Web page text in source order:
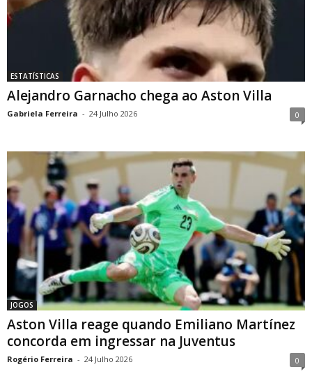
ESTATÍSTICAS
Alejandro Garnacho chega ao Aston Villa
Gabriela Ferreira - 24 Julho 2026 0
JOGOS
Aston Villa reage quando Emiliano Martínez
concorda em ingressar na Juventus
Rogério Ferreira - 24 Julho 2026 0